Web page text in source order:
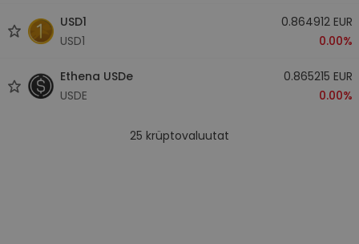
USD1
USD1
0.864912 EUR
0.00%
Ethena USDe
USDE
0.865215 EUR
0.00%
25 krüptovaluutat